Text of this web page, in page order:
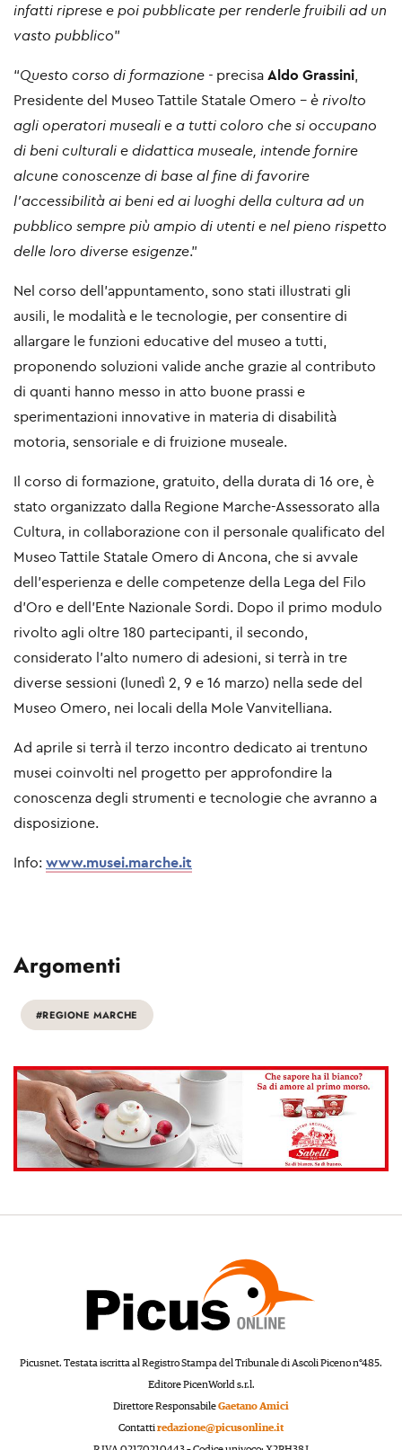
infatti riprese e poi pubblicate per renderle fruibili ad un
vasto pubblico”
“Questo corso di formazione - precisa Aldo Grassini,
Presidente del Museo Tattile Statale Omero - è rivolto
agli operatori museali e a tutti coloro che si occupano
di beni culturali e didattica museale, intende fornire
alcune conoscenze di base al fine di favorire
l’accessibilità ai beni ed ai luoghi della cultura ad un
pubblico sempre più ampio di utenti e nel pieno rispetto
delle loro diverse esigenze.”
Nel corso dell’appuntamento, sono stati illustrati gli
ausili, le modalità e le tecnologie, per consentire di
allargare le funzioni educative del museo a tutti,
proponendo soluzioni valide anche grazie al contributo
di quanti hanno messo in atto buone prassi e
sperimentazioni innovative in materia di disabilità
motoria, sensoriale e di fruizione museale.
Il corso di formazione, gratuito, della durata di 16 ore, è
stato organizzato dalla Regione Marche-Assessorato alla
Cultura, in collaborazione con il personale qualificato del
Museo Tattile Statale Omero di Ancona, che si avvale
dell’esperienza e delle competenze della Lega del Filo
d’Oro e dell’Ente Nazionale Sordi. Dopo il primo modulo
rivolto agli oltre 180 partecipanti, il secondo,
considerato l’alto numero di adesioni, si terrà in tre
diverse sessioni (lunedì 2, 9 e 16 marzo) nella sede del
Museo Omero, nei locali della Mole Vanvitelliana.
Ad aprile si terrà il terzo incontro dedicato ai trentuno
musei coinvolti nel progetto per approfondire la
conoscenza degli strumenti e tecnologie che avranno a
disposizione.
Info: www.musei.marche.it
Argomenti
#REGIONE MARCHE
Picusnet. Testata iscritta al Registro Stampa del Tribunale di Ascoli Piceno n°485.
Editore PicenWorld s.r.l.
Direttore ResponsabileGaetano Amici
Contattiredazione@picusonline.it